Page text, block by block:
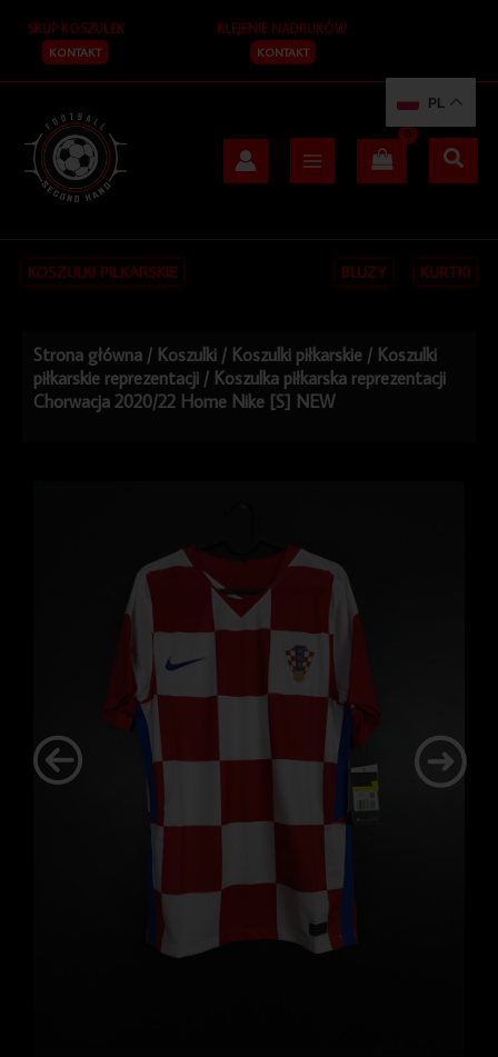
treści
SKUP KOSZULEK
KONTAKT
KLEJENIE NADRUKÓW
KONTAKT
KOSZULKI PIŁKARSKIE BLUZY KURTKI
Strona główna / Koszulki / Koszulki piłkarskie / Koszulki
piłkarskie reprezentacji / Koszulka piłkarska reprezentacji
Chorwacja 2020/22 Home Nike [S] NEW
PL